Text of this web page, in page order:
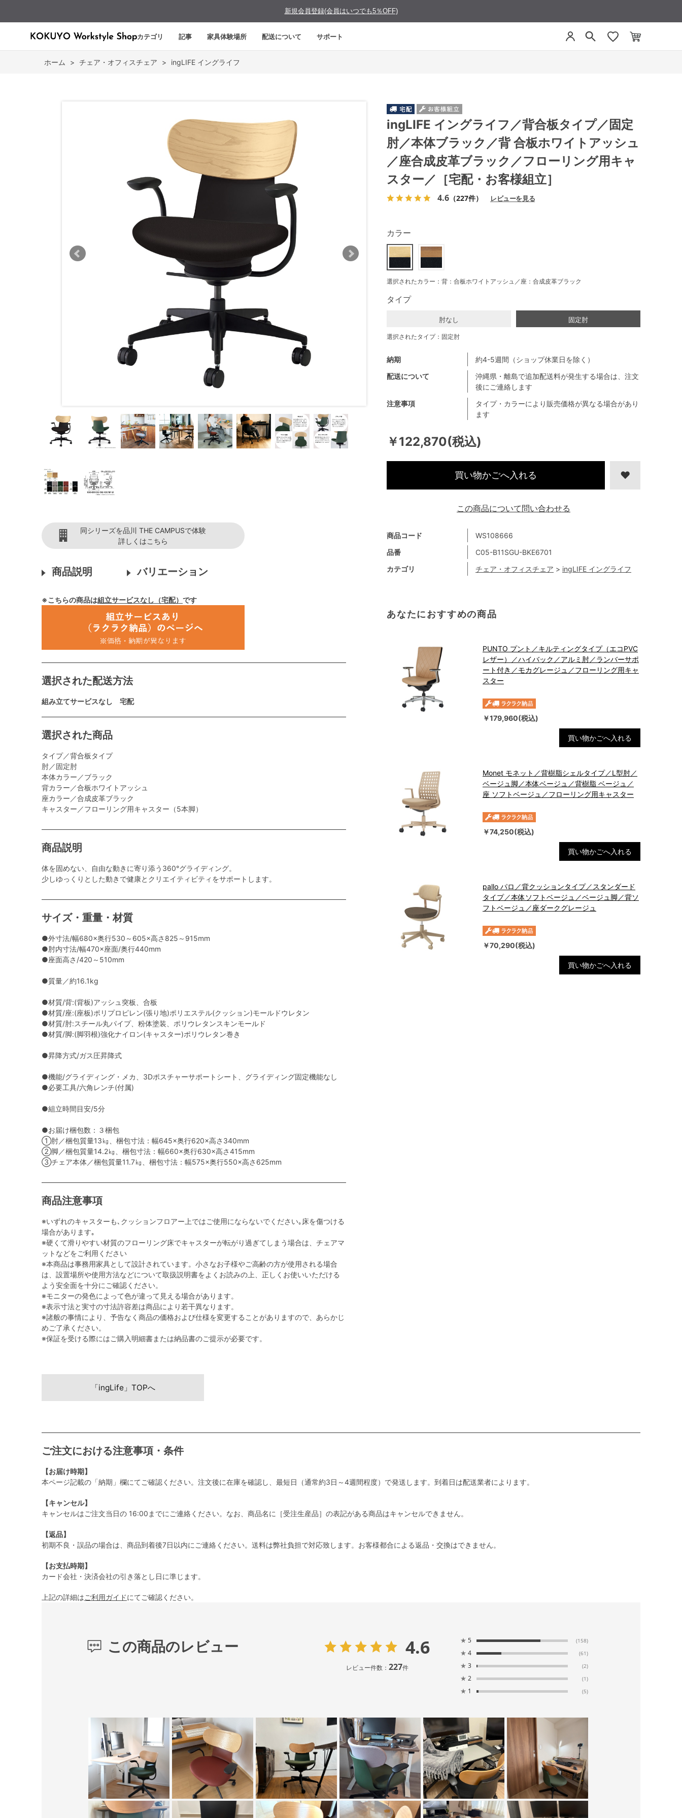
新規会員登録(会員はいつでも5％OFF)
カテゴリ 記事 家具体験場所 配送について サポート
ホーム > チェア・オフィスチェア > ingLIFE イングライフ
同シリーズを品川 THE CAMPUSで体験
詳しくはこちら
商品説明 バリエーション
※こちらの商品は組立サービスなし（宅配） です
選択された配送方法
組み立てサービスなし 宅配
選択された商品
タイプ／背合板タイプ
肘／固定肘
本体カラー／ブラック
背カラー／合板ホワイトアッシュ
座カラー／合成皮革ブラック
キャスター／フローリング用キャスター（5本脚）
商品説明
体を固めない、自由な動きに寄り添う360°グライディング。
少しゆっくりとした動きで健康とクリエイティビティをサポートします。
サイズ・重量・材質
●外寸法/幅680×奥行530～605×高さ825～915mm
●肘内寸法/幅470×座面/奥行440mm
●座面高さ/420～510mm
●質量／約16.1kg
●材質/背:(背板)アッシュ突板、合板
●材質/座:(座板)ポリプロピレン(張り地)ポリエステル(クッション)モールドウレタン
●材質/肘:スチール丸パイプ、粉体塗装、ポリウレタンスキンモールド
●材質/脚:(脚羽根)強化ナイロン(キャスター)ポリウレタン巻き
●昇降方式/ガス圧昇降式
●機能/グライディング・メカ、3Dポスチャーサポートシート、グライディング固定機能なし
●必要工具/六角レンチ(付属)
●組立時間目安/5分
●お届け梱包数：３梱包
①肘／梱包質量13㎏、梱包寸法：幅645×奥行620×高さ340mm
②脚／梱包質量14.2㎏、梱包寸法：幅660×奥行630×高さ415mm
③チェア本体／梱包質量11.7㎏、梱包寸法：幅575×奥行550×高さ625mm
商品注意事項
※いずれのキャスターも､クッションフロアー上ではご使用にならないでください｡床を傷つける
場合があります｡
※硬くて滑りやすい材質のフローリング床でキャスターが転がり過ぎてしまう場合は、チェアマ
ットなどをご利用ください
※本商品は事務用家具として設計されています。小さなお子様やご高齢の方が使用される場合
は、設置場所や使用方法などについて取扱説明書をよくお読みの上、正しくお使いいただける
よう安全面を十分にご確認ください。
※モニターの発色によって色が違って見える場合があります。
※表示寸法と実寸の寸法許容差は商品により若干異なります。
※諸般の事情により、予告なく商品の価格および仕様を変更することがありますので、あらかじ
めご了承ください。
※保証を受ける際にはご購入明細書または納品書のご提示が必要です。
ingLIFE イングライフ／背合板タイプ／固定
肘／本体ブラック／背 合板ホワイトアッシュ
／座合成皮革ブラック／フローリング用キャ
スター／［宅配・お客様組立］
4.6 （227件） レビューを見る
￥122,870(税込)
商品コード
WS108666
品番
C05-B11SGU-BKE6701
カテゴリ
チェア・オフィスチェア > ingLIFE イングライフ
注意事項
タイプ・カラーにより販売価格が異なる場合があり
ます
配送について
沖縄県・離島で追加配送料が発生する場合は、注文
後にご連絡します
納期 約4-5週間（ショップ休業日を除く）
カラー
選択されたカラー：背：合板ホワイトアッシュ／座：合成皮革ブラック
タイプ
肘なし 固定肘
選択されたタイプ：固定肘
買い物かごへ入れる
あなたにおすすめの商品
PUNTO プント／キルティングタイプ（エコPVC
レザー）／ハイバック／アルミ肘／ランバーサポ
ート付き／モカグレージュ／フローリング用キャ
スター
￥179,960(税込)
買い物かごへ入れる
Monet モネット／背樹脂シェルタイプ／L型肘／
ベージュ脚／本体ベージュ／背樹脂 ベージュ／
座 ソフトベージュ／フローリング用キャスター
￥74,250(税込)
買い物かごへ入れる
pallo パロ／背クッションタイプ／スタンダード
タイプ／本体ソフトベージュ／ベージュ脚／背ソ
フトベージュ／座ダークグレージュ
￥70,290(税込)
買い物かごへ入れる
この商品について問い合わせる
「ingLife」TOPへ
ご注文における注意事項・条件
【お届け時期】
本ページ記載の「納期」欄にてご確認ください。注文後に在庫を確認し、最短日（通常約3日～4週間程度）で発送します。到着日は配送業者によります。
【キャンセル】
キャンセルはご注文当日の 16:00までにご連絡ください。なお、商品名に［受注生産品］の表記がある商品はキャンセルできません。
【返品】
初期不良・誤品の場合は、商品到着後7日以内にご連絡ください。送料は弊社負担で対応致します。お客様都合による返品・交換はできません。
【お支払時期】
カード会社・決済会社の引き落とし日に準じます。
上記の詳細はご利用ガイドにてご確認ください。
この商品のレビュー 4.6
レビュー件数： 227件
★ 5 (158)
★ 4 (61)
★ 3 (2)
★ 2 (1)
★ 1 (5)